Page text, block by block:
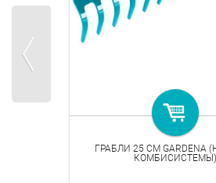
ГРАБЛИ 25 СМ GARDENA
КОМБИСИСТЕМЫ)